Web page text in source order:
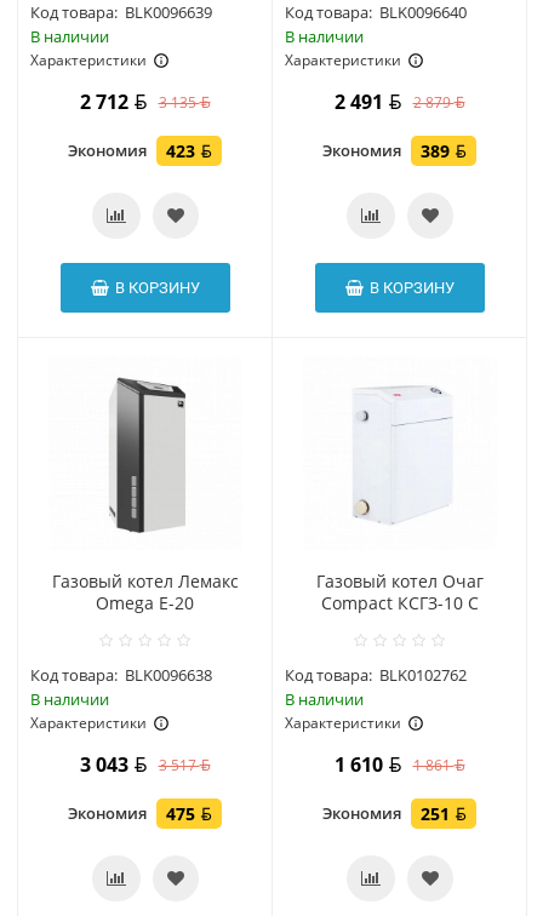
Код товара: BLK0096639
В наличии
Характеристики
2 712 3 135
Экономия 423
В КОРЗИНУ
Код товара: BLK0096640
В наличии
Характеристики
2 491 2 879
Экономия 389
В КОРЗИНУ
Газовый котел Лемакс
Omega Е-20
Код товара: BLK0096638
В наличии
Характеристики
3 043 3 517
Экономия 475
Газовый котел Очаг
Compact КСГЗ-10 С
Код товара: BLK0102762
В наличии
Характеристики
1 610 1 861
Экономия 251